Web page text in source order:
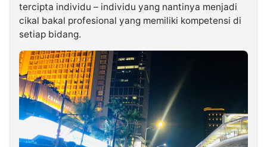
tercipta individu – individu yang nantinya menjadi
cikal bakal profesional yang memiliki kompetensi di
setiap bidang.